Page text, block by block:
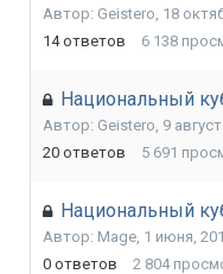
Автор: Geistero, 18
14 ответов 6 138
Национальный
Автор: Geistero, 9
20 ответов 5 691
Национальный
Автор: Mage, 1 июня,
0 ответов 2 804